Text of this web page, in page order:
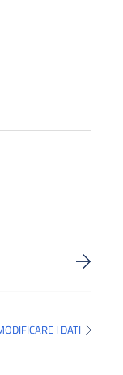
I DATI